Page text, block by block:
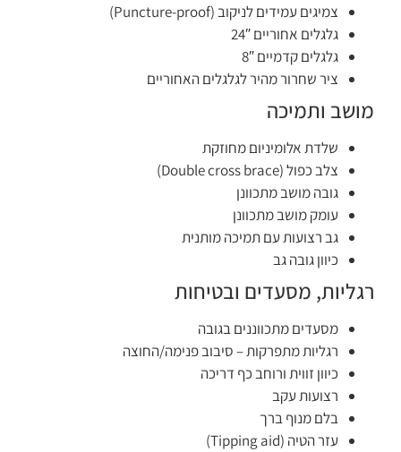
צמיגים עמידים לניקוב (Puncture-proof)
גלגלים אחוריים 24″
גלגלים קדמיים 8″
ציר שחרור מהיר לגלגלים האחוריים
מושב ותמיכה
שלדת אלומיניום מחוזקת
צלב כפול (Double cross brace)
גובה מושב מתכוונן
עומק מושב מתכוונן
גב רצועות עם תמיכה מותנית
כיוון גובה גב
רגליות, מסעדים ובטיחות
מסעדים מתכווננים בגובה
רגליות מתפרקות – סיבוב פנימה/החוצה
כיוון זווית ורוחב כף דריכה
רצועות עקב
בלם מנוף ברך
עזר הטיה (Tipping aid)